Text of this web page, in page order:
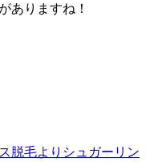
ありますね！
脱毛よりシュガーリン